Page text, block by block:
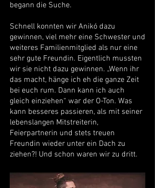
begann die Suche.
Schnell konnten wir Anikó dazu
gewinnen, viel mehr eine Schwester und
weiteres Familienmitglied als nur eine
sehr gute Freundin. Eigentlich mussten
wir sie nicht dazu gewinnen. „Wenn ihr
das macht, hänge ich eh die ganze Zeit
bei euch rum. Dann kann ich auch
gleich einziehen“ war der O-Ton. Was
kann besseres passieren, als mit seiner
lebenslangen Mitstreiterin,
Feierpartnerin und stets treuen
Freundin wieder unter ein Dach zu
ziehen?! Und schon waren wir zu dritt.